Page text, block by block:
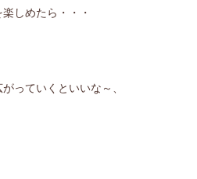
しめたら・・・
っていくといいな～、